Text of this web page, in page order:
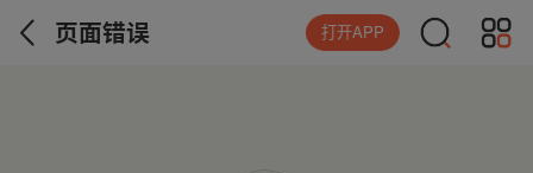
页面错误 打开APP